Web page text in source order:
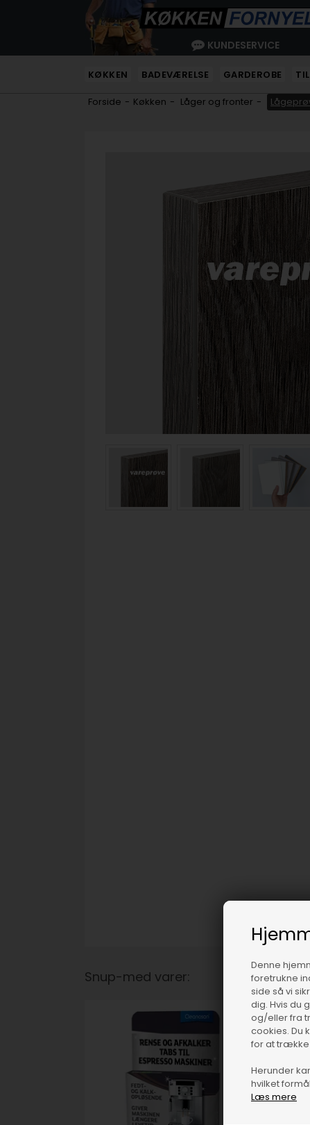
Denne
foretrukne
side så vi
dig. Hvis du
og/eller fra
cookies. Du
for at trække
Herunder
hvilket
Læs mere
KUNDESERVICE
KØKKEN BADEVÆRELSE GARDEROBE
Forside - Køkken - Låger og fronter -
Snup-med varer: